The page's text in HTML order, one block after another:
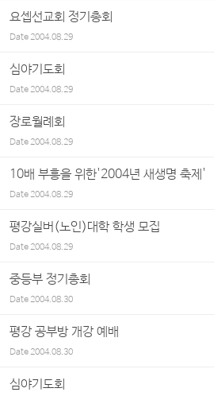
요셉선교회 정기총회
Date2004.08.29
심야기도회
Date2004.08.29
장로월례회
Date2004.08.29
10배 부흥을 위한'2004년 새생명 축제'
Date2004.08.29
평강실버(노인)대학 학생 모집
Date2004.08.29
중등부 정기총회
Date2004.08.30
평강 공부방 개강 예배
Date2004.08.30
심야기도회